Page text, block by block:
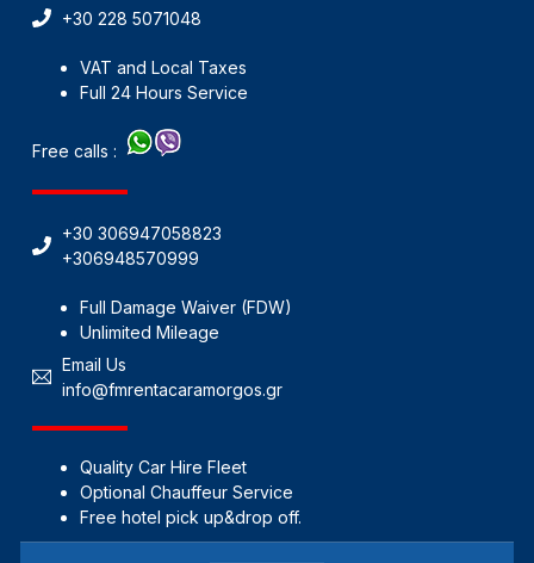
+30 228 5071048
VAT and Local Taxes
Full 24 Hours Service
Free calls :
+30 306947058823
+306948570999
Full Damage Waiver (FDW)
Unlimited Mileage
Email Us
info@fmrentacaramorgos.gr
Quality Car Hire Fleet
Optional Chauffeur Service
Free hotel pick up&drop off.